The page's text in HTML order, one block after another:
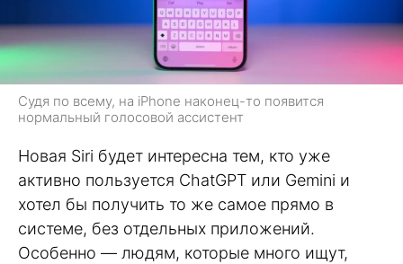
Судя по всему, на iPhone наконец-то появится
нормальный голосовой ассистент
Новая Siri будет интересна тем, кто уже
активно пользуется ChatGPT или Gemini и
хотел бы получить то же самое прямо в
системе, без отдельных приложений.
Особенно — людям, которые много ищут,